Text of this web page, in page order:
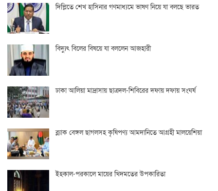
দিল্লিতে শেখ হাসিনার গণমাধ্যমে ভাষণ নিয়ে যা বলছে ভারত
বিদ্যুৎ বিলের বিষয়ে যা বললেন আজহারী
ঢাকা আলিয়া মাদ্রাসায় ছাত্রদল-শিবিরের দফায় দফায় সংঘর্ষ
ব্ল্যাক বেঙ্গল ছাগলসহ কৃষিপণ্য আমদানিতে আগ্রহী মালয়েশিয়া
ইহকাল-পরকালে মায়ের খিদমতের উপকারিতা